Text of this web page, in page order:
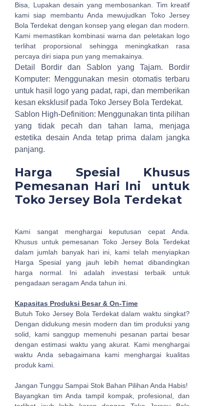
Bisa, Lupakan desain yang membosankan. Tim kreatif
kami siap membantu Anda mewujudkan Toko Jersey
Bola Terdekat dengan konsep yang elegan dan modern.
Kami memastikan kombinasi warna dan peletakan logo
terlihat proporsional sehingga meningkatkan rasa
percaya diri siapa pun yang memakainya.
Detail Bordir dan Sablon yang Tajam.
Bordir
Komputer: Menggunakan mesin otomatis terbaru
untuk hasil logo yang padat, rapi, dan memberikan
kesan eksklusif pada Toko Jersey Bola Terdekat.
Sablon High-Definition: Menggunakan tinta pilihan
yang tidak pecah dan tahan lama, menjaga
estetika desain Anda tetap prima dalam jangka
panjang.
Harga Spesial Khusus
Pemesanan Hari Ini untuk
Toko Jersey Bola Terdekat
Kami sangat menghargai keputusan cepat Anda.
Khusus untuk pemesanan Toko Jersey Bola Terdekat
dalam jumlah banyak hari ini, kami telah menyiapkan
Harga Spesial yang jauh lebih hemat dibandingkan
harga normal. Ini adalah investasi terbaik untuk
pengadaan seragam Anda tahun ini.
Kapasitas Produksi Besar & On-Time
Butuh Toko Jersey Bola Terdekat dalam waktu singkat?
Dengan didukung mesin modern dan tim produksi yang
solid, kami sanggup memenuhi pesanan partai besar
dengan estimasi waktu yang akurat. Kami menghargai
waktu Anda sebagaimana kami menghargai kualitas
produk kami.
Jangan Tunggu Sampai Stok Bahan Pilihan Anda Habis!
Bayangkan tim Anda tampil kompak, profesional, dan